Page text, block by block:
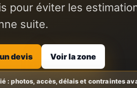
pour éviter les
suite.
devis Voir la zone